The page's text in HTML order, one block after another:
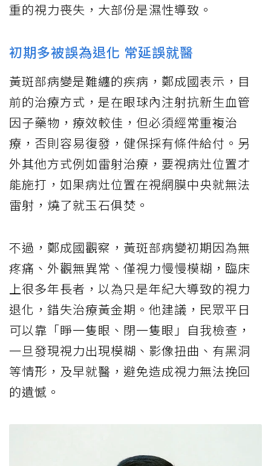
重的視力喪失，大部份是濕性導致。
初期多被誤為退化 常延誤就醫
黃斑部病變是難纏的疾病，鄭成國表示，目
前的治療方式，是在眼球內注射抗新生血管
因子藥物，療效較佳，但必須經常重複治
療，否則容易復發，健保採有條件給付。另
外其他方式例如雷射治療，要視病灶位置才
能施打，如果病灶位置在視網膜中央就無法
雷射，燒了就玉石俱焚。
不過，鄭成國觀察，黃斑部病變初期因為無
疼痛、外觀無異常、僅視力慢慢模糊，臨床
上很多年長者，以為只是年紀大導致的視力
退化，錯失治療黃金期。他建議，民眾平日
可以靠「睜一隻眼、閉一隻眼」自我檢查，
一旦發現視力出現模糊、影像扭曲、有黑洞
等情形，及早就醫，避免造成視力無法挽回
的遺憾。